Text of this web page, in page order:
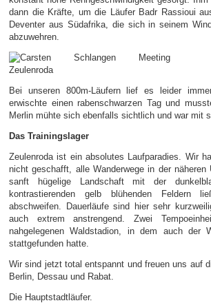
dann die Kräfte, um die Läufer Badr Rassioui
Deventer aus Südafrika, die sich in seinem
abzuwehren.
Bei unseren 800m-Läufern lief es leider
erwischte einen rabenschwarzen Tag und
Merlin mühte sich ebenfalls sichtlich und war mit
Das Trainingslager
Zeulenroda ist ein absolutes Laufparadies. Wir
nicht geschafft, alle Wanderwege in der näheren
sanft hügelige Landschaft mit der
kontrastierenden gelb blühenden Feldern
abschweifen. Dauerläufe sind hier sehr
auch extrem anstrengend. Zwei
nahgelegenen Waldstadion, in dem auch der
stattgefunden hatte.
Wir sind jetzt total entspannt und freuen uns auf
Berlin, Dessau und Rabat.
Die Hauptstadtläufer.